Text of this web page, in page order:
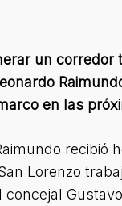
un
en las
recibió
Lorenzo